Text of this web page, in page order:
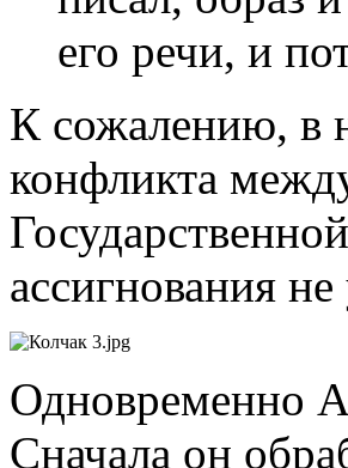
его речи, и
К сожалению, в
конфликта
ассигнования не
Одновременно
Сначала он